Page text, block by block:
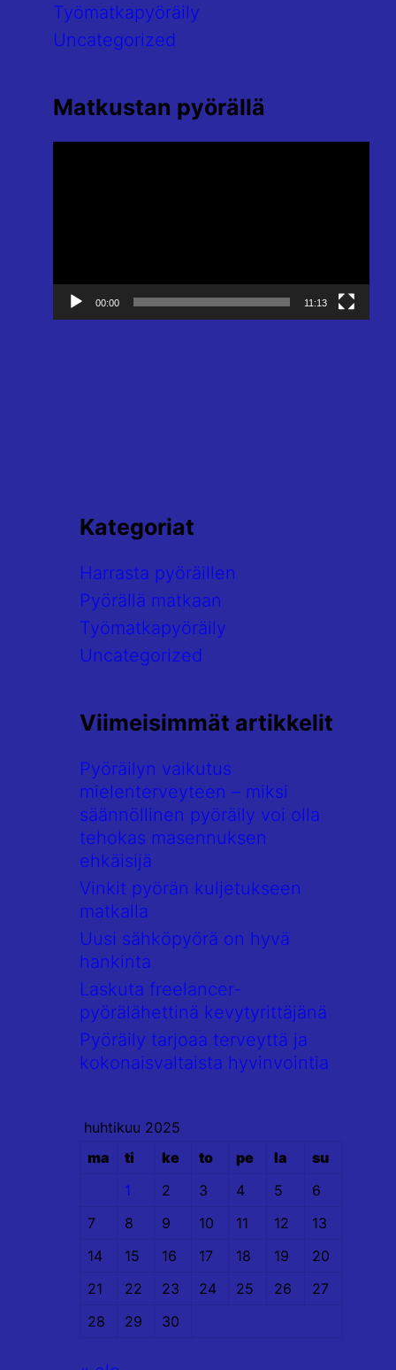
Työmatkapyöräily
Uncategorized
Matkustan pyörällä
00:00 11:13
Kategoriat
Harrasta pyöräillen
Pyörällä matkaan
Työmatkapyöräily
Uncategorized
Viimeisimmät artikkelit
Pyöräilyn vaikutus
mielenterveyteen – miksi
säännöllinen pyöräily voi olla
tehokas masennuksen
ehkäisijä
Vinkit pyörän kuljetukseen
matkalla
Uusi sähköpyörä on hyvä
hankinta
Laskuta freelancer-
pyörälähettinä kevytyrittäjänä
Pyöräily tarjoaa terveyttä ja
kokonaisvaltaista hyvinvointia
huhtikuu 2025
ma
ti ke to pe la
su
1
2 3 4 5
6
7
8 9 10 11 12
13
14
15 16 17 18 19
20
21
22 23 24 25 26
27
28
29 30